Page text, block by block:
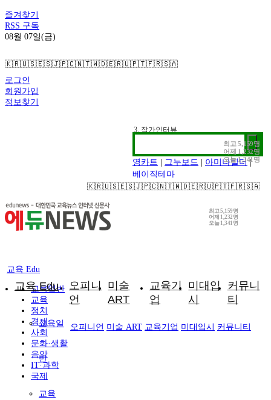
즐겨찾기
RSS 구독
08월 07일(금)
🇰🇷🇺🇸🇪🇸🇯🇵🇨🇳🇹🇼🇩🇪🇷🇺🇵🇹🇫🇷🇸🇦
로그인
회원가입
정보찾기
최고5,159명
어제 1,232명
오늘1,341명
2. 전시정보
영카트 그누보드 아미나빌더 |
베이직테마
🇰🇷🇺🇸🇪🇸🇯🇵🇨🇳🇹🇼🇩🇪🇷🇺🇵🇹🇫🇷🇸🇦
최고5,159명
어제 1,232명
오늘 1,341명
교육 Edu
교육일
반
교육
오피니
언
미술
ART
교육기
업
미대입
시
커뮤니
티
교육 Edu
교육일반
교육
정치
경제
사회
문화·생활
음악
IT·과학
국제
오피니언 미술 ART 교육기업 미대입시 커뮤니티